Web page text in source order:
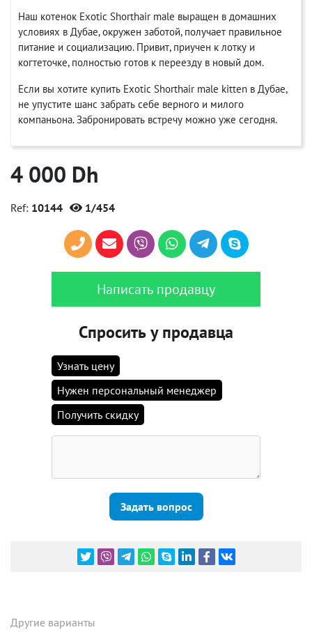
Наш котенок Exotic Shorthair male выращен в домашних
условиях в Дубае, окружен заботой, получает правильное
питание и социализацию. Привит, приучен к лотку и
когтеточке, полностью готов к переезду в новый дом.
Если вы хотите купить Exotic Shorthair male kitten в Дубае,
не упустите шанс забрать себе верного и милого
компаньона. Забронировать встречу можно уже сегодня.
4 000 Dh
Ref: 10144 1/454
Написать продавцу
Спросить у продавца
Узнать цену
Нужен персональный менеджер
Получить скидку
Задать вопрос
Другие варианты